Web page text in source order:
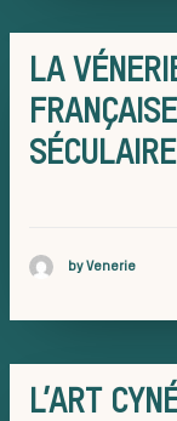
LA
SÉCULAIRE
by Venerie
L’ART